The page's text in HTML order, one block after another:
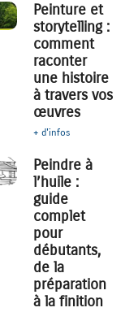
Peinture et
storytelling :
comment
raconter
une histoire
à travers vos
œuvres
+ d'infos
Peindre à
l’huile :
guide
complet
pour
débutants,
de la
préparation
à la finition